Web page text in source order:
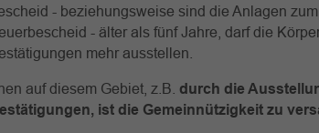
- beziehungsweise sind die Anlagen zum
- älter als fünf Jahre, darf die
mehr ausstellen.
auf diesem Gebiet, z.B. durch die
ist die Gemeinnützigkeit zu